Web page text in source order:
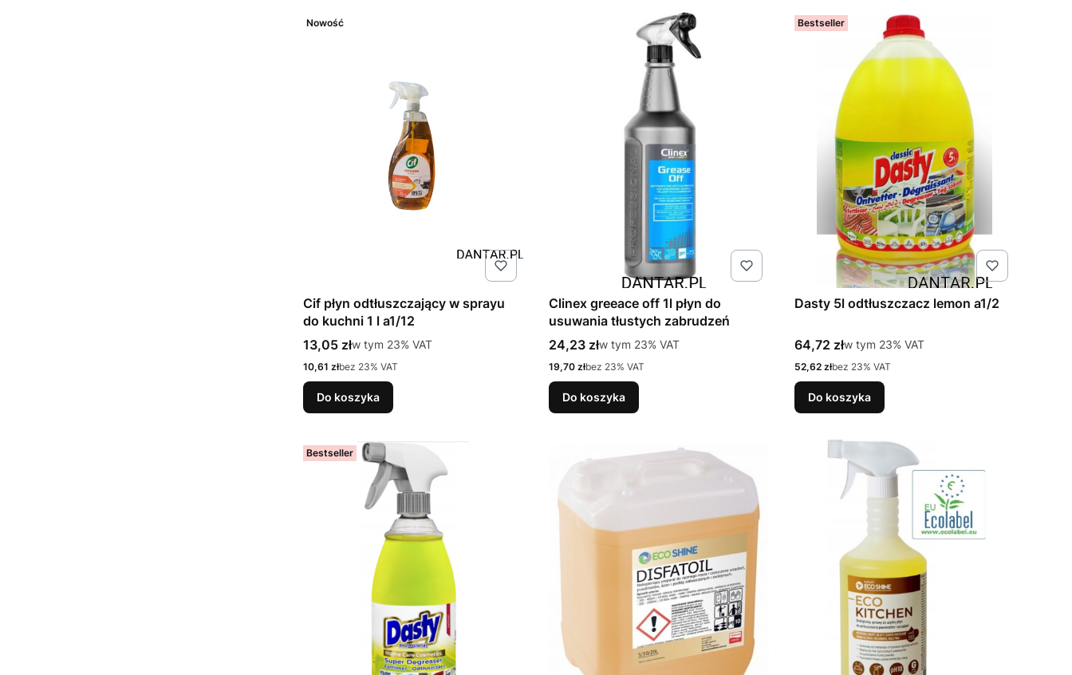
Nowość
Cif płyn odtłuszczający w sprayu
do kuchni 1 l a1/12
Cena brutto
13,05 złw tym %s VAT
w tym 23% VAT
Cena netto
10,61 złbez 23% VAT
Do koszyka
Clinex greeace off 1l płyn do
usuwania tłustych zabrudzeń
Cena brutto
24,23 złw tym %s VAT
w tym 23% VAT
Cena netto
19,70 złbez 23% VAT
Do koszyka
Bestseller
Dasty 5l odtłuszczacz lemon a1/2
Cena brutto
64,72 złw tym %s VAT
w tym 23% VAT
Cena netto
52,62 złbez 23% VAT
Do koszyka
Bestseller